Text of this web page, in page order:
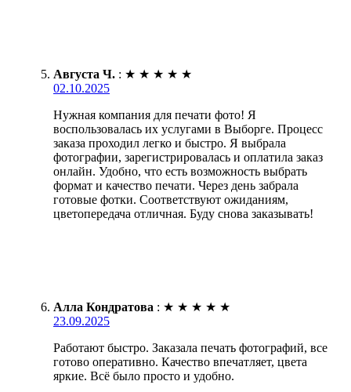
Августа Ч. : ★ ★ ★ ★ ★
02.10.2025
Нужная компания для печати фото! Я
воспользовалась их услугами в Выборге. Процесс
заказа проходил легко и быстро. Я выбрала
фотографии, зарегистрировалась и оплатила заказ
онлайн. Удобно, что есть возможность выбрать
формат и качество печати. Через день забрала
готовые фотки. Соответствуют ожиданиям,
цветопередача отличная. Буду снова заказывать!
Алла Кондратова : ★ ★ ★ ★ ★
23.09.2025
Работают быстро. Заказала печать фотографий, все
готово оперативно. Качество впечатляет, цвета
яркие. Всё было просто и удобно.